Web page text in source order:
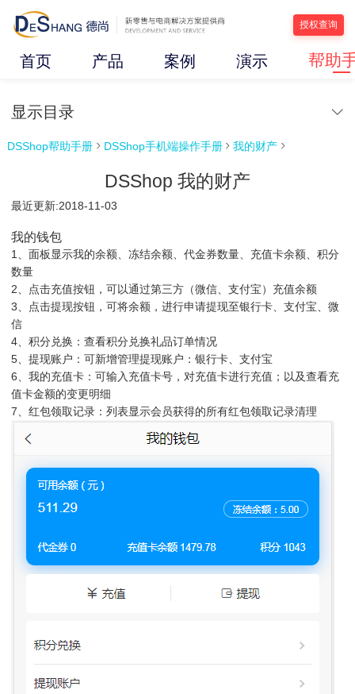
授权查询
首页 产品 案例 演示 帮助
显示目录
DSShop帮助手册  DSShop手机端操作手册  我的财产 
DSShop 我的财产
最近更新:2018-11-03
我的钱包
1、面板显示我的余额、冻结余额、代金券数量、充值卡余额、积分
数量
2、点击充值按钮，可以通过第三方（微信、支付宝）充值余额
3、点击提现按钮，可将余额，进行申请提现至银行卡、支付宝、微
信
4、积分兑换：查看积分兑换礼品订单情况
5、提现账户：可新增管理提现账户：银行卡、支付宝
6、我的充值卡：可输入充值卡号，对充值卡进行充值；以及查看充
值卡金额的变更明细
7、红包领取记录：列表显示会员获得的所有红包领取记录清理